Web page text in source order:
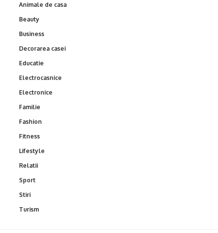
Animale de casa
Beauty
Business
Decorarea casei
Educatie
Electrocasnice
Electronice
Familie
Fashion
Fitness
Lifestyle
Relatii
Sport
Stiri
Turism